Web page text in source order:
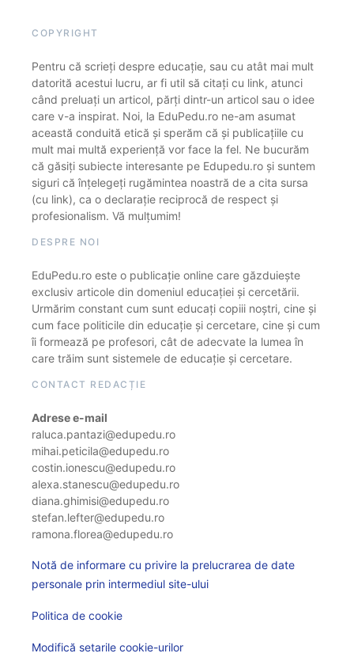
COPYRIGHT
Pentru că scrieți despre educație, sau cu atât mai mult
datorită acestui lucru, ar fi util să citați cu link, atunci
când preluați un articol, părți dintr-un articol sau o idee
care v-a inspirat. Noi, la EduPedu.ro ne-am asumat
această conduită etică și sperăm că și publicațiile cu
mult mai multă experiență vor face la fel. Ne bucurăm
că găsiți subiecte interesante pe Edupedu.ro și suntem
siguri că înțelegeți rugămintea noastră de a cita sursa
(cu link), ca o declarație reciprocă de respect și
profesionalism. Vă mulțumim!
DESPRE NOI
EduPedu.ro este o publicație online care găzduiește
exclusiv articole din domeniul educației și cercetării.
Urmărim constant cum sunt educați copiii noștri, cine și
cum face politicile din educație și cercetare, cine și cum
îi formează pe profesori, cât de adecvate la lumea în
care trăim sunt sistemele de educație și cercetare.
CONTACT REDACȚIE
Adrese e-mail
raluca.pantazi@edupedu.ro
mihai.peticila@edupedu.ro
costin.ionescu@edupedu.ro
alexa.stanescu@edupedu.ro
diana.ghimisi@edupedu.ro
stefan.lefter@edupedu.ro
ramona.florea@edupedu.ro
Notă de informare cu privire la prelucrarea de date
personale prin intermediul site-ului
Politica de cookie
Modifică setarile cookie-urilor